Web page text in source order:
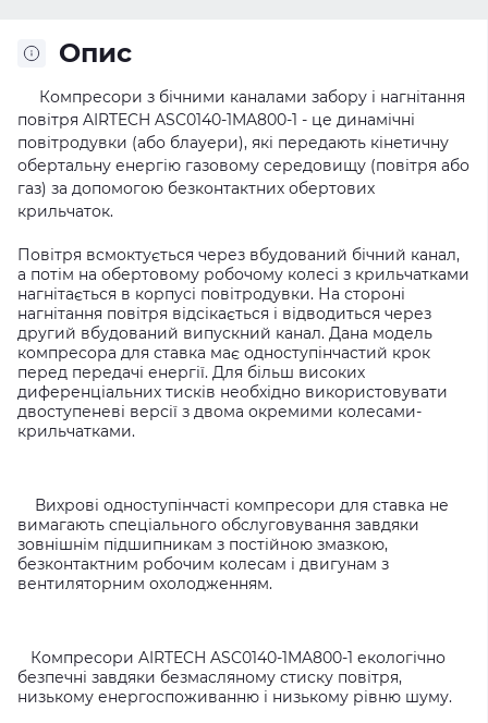
Опис
Компресори з бічними каналами забору і нагнітання
повітря AIRTECH ASC0140-1MA800-1 - це динамічні
повітродувки (або блауери), які передають кінетичну
обертальну енергію газовому середовищу (повітря або
газ) за допомогою безконтактних обертових
крильчаток.
Повітря всмоктується через вбудований бічний канал,
а потім на обертовому робочому колесі з крильчатками
нагнітається в корпусі повітродувки. На стороні
нагнітання повітря відсікається і відводиться через
другий вбудований випускний канал. Дана модель
компресора для ставка має одноступінчастий крок
перед передачі енергії. Для більш високих
диференціальних тисків необхідно використовувати
двоступеневі версії з двома окремими колесами-
крильчатками.
Вихрові одноступінчасті компресори для ставка не
вимагають спеціального обслуговування завдяки
зовнішнім підшипникам з постійною змазкою,
безконтактним робочим колесам і двигунам з
вентиляторним охолодженням.
Компресори AIRTECH ASC0140-1MA800-1 екологічно
безпечні завдяки безмасляному стиску повітря,
низькому енергоспоживанню і низькому рівню шуму.